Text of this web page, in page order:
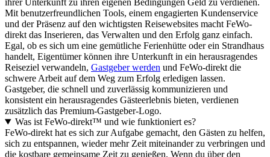
ihrer Unterkunft zu ihren eigenen Bedingungen Geld zu verdienen.
Mit benutzerfreundlichen Tools, einem engagierten Kundenservice
und der Präsenz auf den wichtigsten Reisewebsites macht FeWo-
direkt das Inserieren, das Verwalten und den Erfolg ganz einfach.
Egal, ob es sich um eine gemütliche Ferienhütte oder ein Strandhaus
handelt, Eigentümer können ihre Unterkunft in ein herausragendes
Reiseziel verwandeln, Gastgeber werden und FeWo-direkt die
schwere Arbeit auf dem Weg zum Erfolg erledigen lassen.
Gastgeber, die schnell und zuverlässig kommunizieren und
konsistent ein herausragendes Gästeerlebnis bieten, verdienen
zusätzlich das Premium-Gastgeber-Logo.
Was ist FeWo-direkt™ und wie funktioniert es?
FeWo-direkt hat es sich zur Aufgabe gemacht, den Gästen zu helfen,
sich zu entspannen, wieder mehr Zeit miteinander zu verbringen und
die kostbare gemeinsame Zeit zu genießen. Wenn du über den